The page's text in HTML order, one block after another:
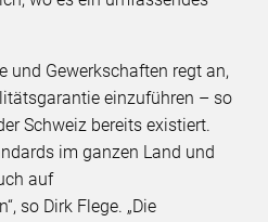
und Gewerkschaften regt an,
einzuführen – so
Schweiz bereits existiert.
im ganzen Land und
auf
so Dirk Flege. „Die